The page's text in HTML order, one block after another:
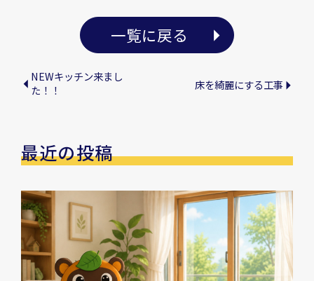
一覧に戻る
NEWキッチン来まし
た！！
床を綺麗にする工事
最近の投稿